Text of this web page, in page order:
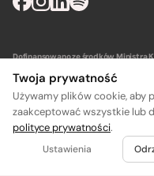
Dofinansowano ze środków Ministra
Wydawca: SIW Znak w Krakowie
Twoja prywatność
Używamy plików cookie, aby
zaakceptować wszystkie lub
polityce prywatności.
Ustawienia